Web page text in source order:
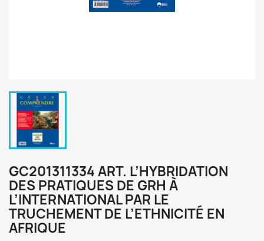
GC201311334 ART. L’HYBRIDATION
DES PRATIQUES DE GRH À
L’INTERNATIONAL PAR LE
TRUCHEMENT DE L’ETHNICITÉ EN
AFRIQUE